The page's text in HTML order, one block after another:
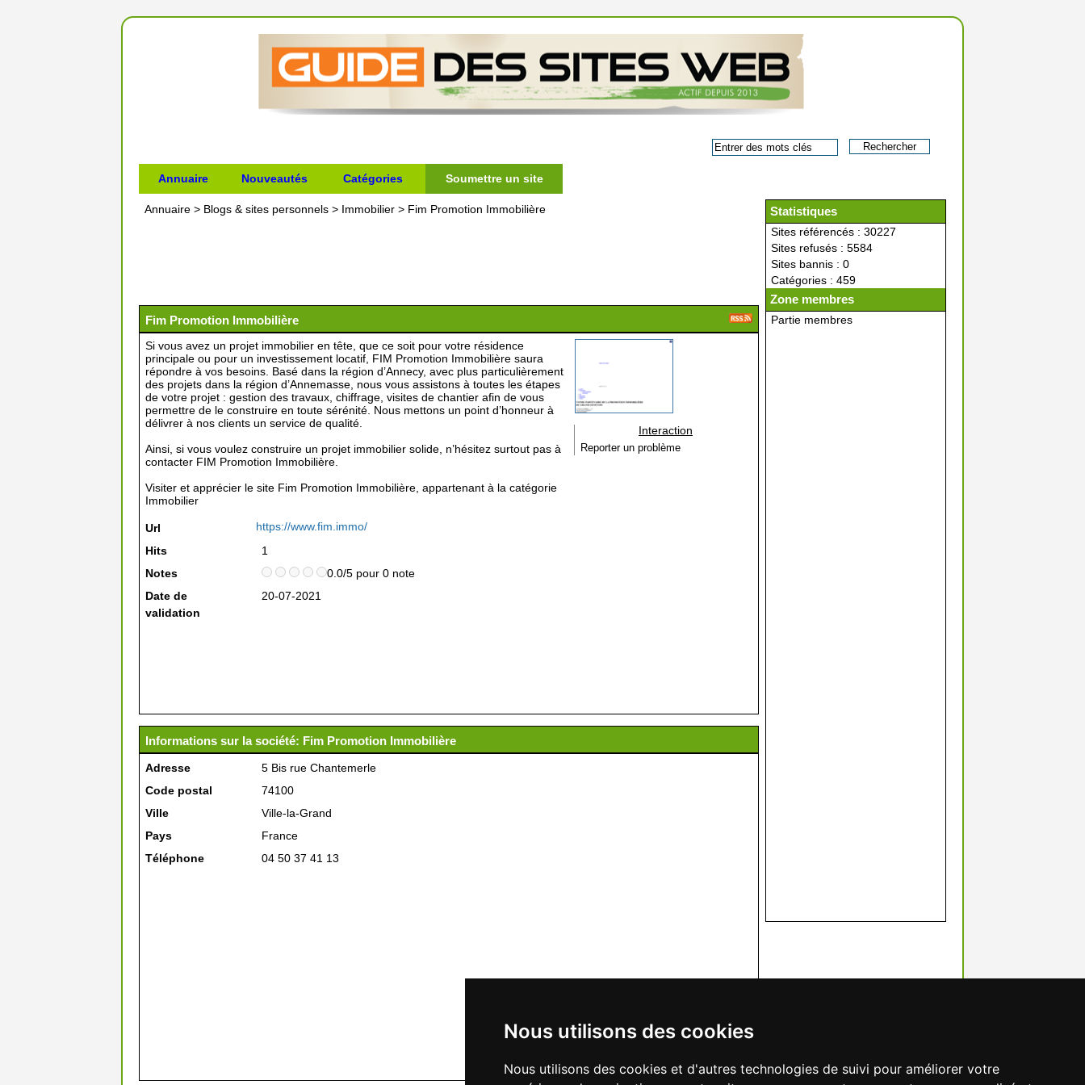
Nous utilisons des cookies
Nous utilisons des cookies et d'autres technologies de suivi pour améliorer votre
Annuaire Nouveautés Catégories Soumettre un site
Statistiques
Sites référencés : 30227
Sites refusés : 5584
Sites bannis : 0
Catégories : 459
Zone membres
Partie membres
Annuaire > Blogs & sites personnels > Immobilier > Fim Promotion Immobilière
Fim Promotion Immobilière
Si vous avez un projet immobilier en tête, que ce soit pour votre résidence
principale ou pour un investissement locatif, FIM Promotion Immobilière saura
répondre à vos besoins. Basé dans la région d’Annecy, avec plus particulièrement
des projets dans la région d’Annemasse, nous vous assistons à toutes les étapes
de votre projet : gestion des travaux, chiffrage, visites de chantier afin de vous
permettre de le construire en toute sérénité. Nous mettons un point d’honneur à
délivrer à nos clients un service de qualité.
Ainsi, si vous voulez construire un projet immobilier solide, n’hésitez surtout pas à
contacter FIM Promotion Immobilière.
Visiter et apprécier le site Fim Promotion Immobilière, appartenant à la catégorie
Immobilier
Url
https://www.fim.immo/
Hits
1
Notes
0.0/5 pour 0 note
Date de
validation
20-07-2021
Interaction
Reporter un problème
Informations sur la société: Fim Promotion Immobilière
Adresse
5 Bis rue Chantemerle
Code postal
74100
Ville
Ville-la-Grand
Pays
France
Téléphone
04 50 37 41 13